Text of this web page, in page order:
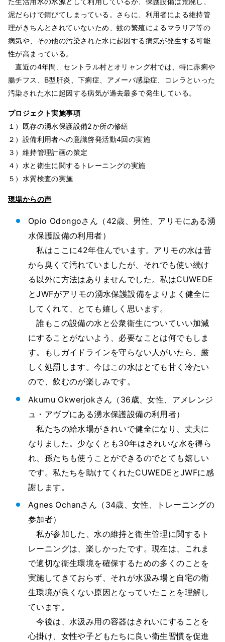
泥だらけで錆びてしまっている。さらに、利用者による維持管
理がきちんとされていないため、蚊の繁殖によるマラリア等の
病気や、その他の汚染された水に起因する病気が発生する可能
性が高まっている。
直近の4年間、セントラル村とオリャング村では、特に赤痢や
腸チフス、B型肝炎、下痢症、アメーバ感染症、コレラといった
汚染された水に起因する病気が過去最多で発生している。
プロジェクト実施事項
１）既存の湧水保護設備2か所の修繕
２）設備利用者への意識啓発活動4回の実施
３）維持管理計画の策定
４）水と衛生に関するトレーニングの実施
５）水質検査の実施
現場からの声
Opio Odongoさん（42歳、男性、アリモにある湧
水保護設備の利用者）
私はここに42年住んでいます。アリモの水は昔
から臭くて汚れていましたが、それでも使い続け
る以外に方法はありませんでした。私はCUWEDE
とJWFがアリモの湧水保護設備をよりよく健全に
してくれて、とても嬉しく思います。
誰もこの設備の水と公衆衛生についていい加減
にすることがないよう、必要なことは何でもしま
す。もしガイドラインを守らない人がいたら、厳
しく処罰します。今はこの水はとても甘く冷たい
ので、飲むのが楽しみです。
Akumu Okwerjokさん（36歳、女性、アメレンジ
ュ・アヴブにある湧水保護設備の利用者）
私たちの給水場がきれいで健全になり、丈夫に
なりました。少なくとも30年はきれいな水を得ら
れ、孫たちも使うことができるのでとても嬉しい
です。私たちを助けてくれたCUWEDEとJWFに感
謝します。
Agnes Ochanさん（34歳、女性、トレーニングの
参加者）
私が参加した、水の維持と衛生管理に関するト
レーニングは、楽しかったです。現在は、これま
で適切な衛生環境を確保するための多くのことを
実施してきておらず、それが水汲み場と自宅の衛
生環境が良くない原因となっていたことを理解し
ています。
今後は、水汲み用の容器はきれいにすることを
心掛け、女性や子どもたちに良い衛生習慣を促進